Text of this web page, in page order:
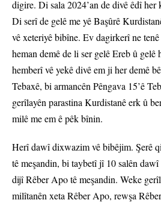
digire. Di sala 2024’an de divê êdî her
Di serî de gelê me yê Başûrê
vê xeteriyê bibîne. Ev dagirkerî ne
heman demê de li ser gelê Ereb û gelê
hemberî vê yekê divê em ji her demê
Tebaxê, bi armancên Pêngava 15’ê
gerîlayên parastina Kurdistanê erk û
milê me em ê pêk bînin.
Herî dawî dixwazim vê bibêjim. Şerê
tê meşandin, bi taybetî jî 10 salên
dijî Rêber Apo tê meşandin. Weke
milîtanên xeta Rêber Apo, rewşa